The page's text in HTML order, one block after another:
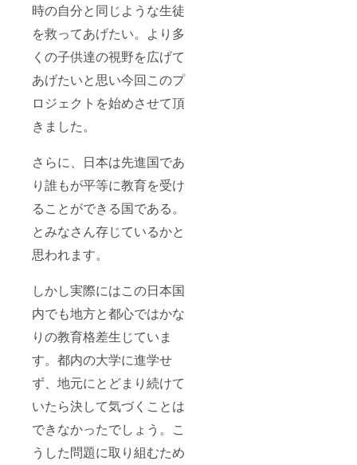
時の自分と同じような生徒
を救ってあげたい。より多
くの子供達の視野を広げて
あげたいと思い今回このプ
ロジェクトを始めさせて頂
きました。
さらに、日本は先進国であ
り誰もが平等に教育を受け
ることができる国である。
とみなさん存じているかと
思われます。
しかし実際にはこの日本国
内でも地方と都心ではかな
りの教育格差生じていま
す。都内の大学に進学せ
ず、地元にとどまり続けて
いたら決して気づくことは
できなかったでしょう。こ
うした問題に取り組むため